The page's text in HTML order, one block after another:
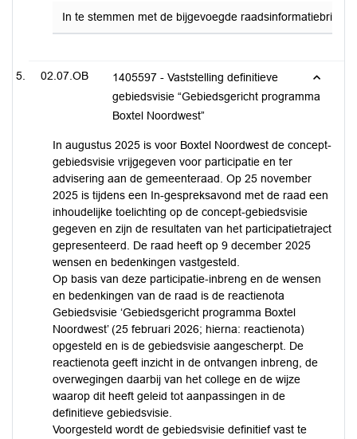
In te stemmen met de bijgevoegde raadsinformatiebrief
02.07.OB
1405597 - Vaststelling definitieve
gebiedsvisie “Gebiedsgericht programma
Boxtel Noordwest”
In augustus 2025 is voor Boxtel Noordwest de concept-
gebiedsvisie vrijgegeven voor participatie en ter
advisering aan de gemeenteraad. Op 25 november
2025 is tijdens een In-gespreksavond met de raad een
inhoudelijke toelichting op de concept-gebiedsvisie
gegeven en zijn de resultaten van het participatietraject
gepresenteerd. De raad heeft op 9 december 2025
wensen en bedenkingen vastgesteld.
Op basis van deze participatie-inbreng en de wensen
en bedenkingen van de raad is de reactienota
Gebiedsvisie ‘Gebiedsgericht programma Boxtel
Noordwest’ (25 februari 2026; hierna: reactienota)
opgesteld en is de gebiedsvisie aangescherpt. De
reactienota geeft inzicht in de ontvangen inbreng, de
overwegingen daarbij van het college en de wijze
waarop dit heeft geleid tot aanpassingen in de
definitieve gebiedsvisie.
Voorgesteld wordt de gebiedsvisie definitief vast te